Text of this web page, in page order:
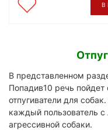
В
В представленном
Попадив10 речь пойдет
отпугиватели для
каждый пользователь с
агрессивной собаки.